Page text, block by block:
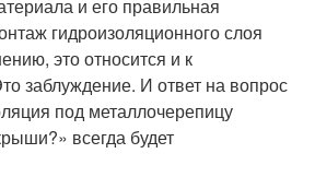
и его правильная
гидроизоляционного слоя
это относится и к
заблуждение. И ответ на вопрос
под металлочерепицу
всегда будет